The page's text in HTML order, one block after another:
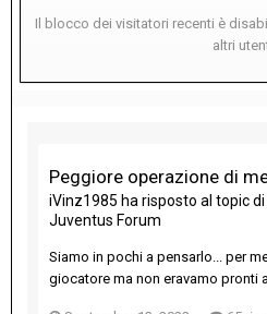
Il blocco dei visitatori recenti è
altri
Peggiore operazione di
iVinz1985 ha risposto al topic di
Juventus Forum
Siamo in pochi a pensarlo... per
giocatore ma non eravamo pronti